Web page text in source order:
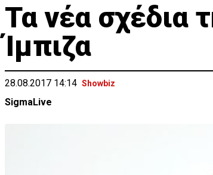
Τα νέα σχέδια
Ίμπιζα
28.08.2017 14:14 Showbiz
SigmaLive